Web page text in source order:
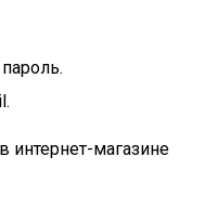
интернет-магазине